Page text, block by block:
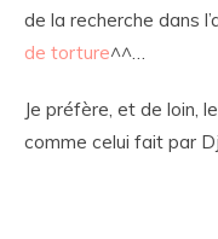
de la recherche dans
de torture^^…
Je préfère, et de loin,
comme celui fait par